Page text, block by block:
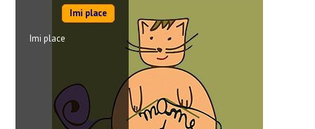
Imi place
Imi place